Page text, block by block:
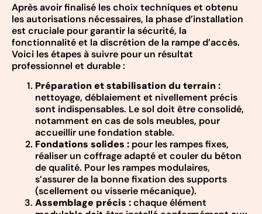
Après avoir finalisé les choix techniques et obtenu
les autorisations nécessaires, la phase d’installation
est cruciale pour garantir la sécurité, la
fonctionnalité et la discrétion de la rampe d’accès.
Voici les étapes à suivre pour un résultat
professionnel et durable :
Préparation et stabilisation du terrain :
nettoyage, déblaiement et nivellement précis
sont indispensables. Le sol doit être consolidé,
notamment en cas de sols meubles, pour
accueillir une fondation stable.
Fondations solides : pour les rampes fixes,
réaliser un coffrage adapté et couler du béton
de qualité. Pour les rampes modulaires,
s’assurer de la bonne fixation des supports
(scellement ou visserie mécanique).
Assemblage précis :chaque élément